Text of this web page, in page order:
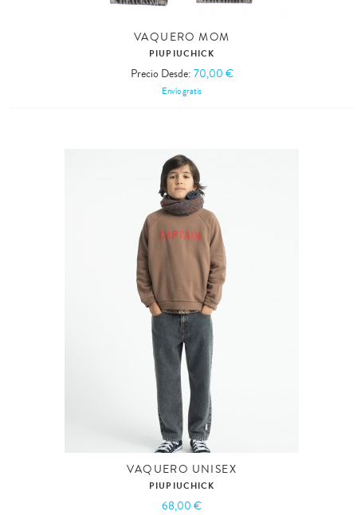
VAQUERO MOM
PIUPIUCHICK
Precio Desde: 70,00 €
Envío gratis
VAQUERO UNISEX
PIUPIUCHICK
68,00 €